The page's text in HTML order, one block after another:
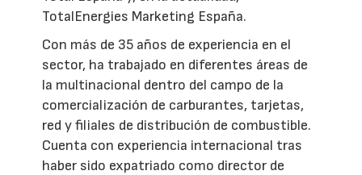
TotalEnergies Marketing España.
Con más de 35 años de experiencia en el
sector, ha trabajado en diferentes áreas de
la multinacional dentro del campo de la
comercialización de carburantes, tarjetas,
red y filiales de distribución de combustible.
Cuenta con experiencia internacional tras
haber sido expatriado como director de